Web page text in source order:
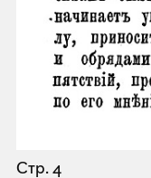
Стр. 4